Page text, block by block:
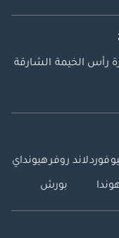
رأس الخيمة الشارقة
فوردلاند روفرهيونداي
بورش